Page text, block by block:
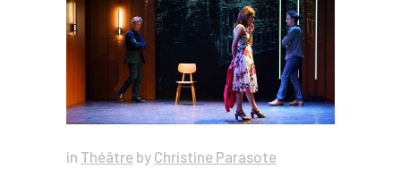
in Théâtre by Christine Parasote